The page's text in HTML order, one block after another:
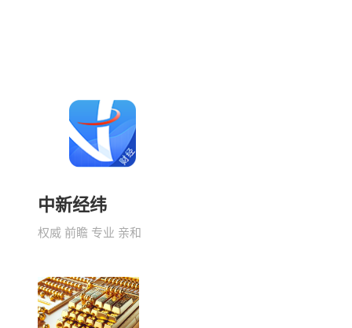
中新经纬
权威 前瞻 专业 亲和